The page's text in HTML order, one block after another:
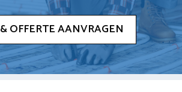
OFFERTE AANVRAGEN